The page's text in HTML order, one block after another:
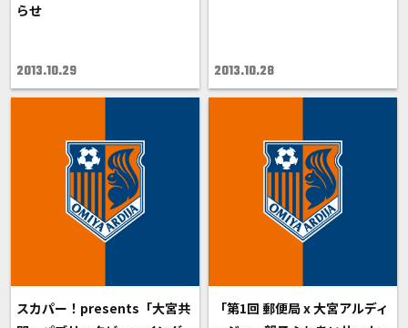
らせ
2013.10.29 2013.10.28
スカパー！presents「大宮共
「第1回 郵便局 x 大宮アルディ